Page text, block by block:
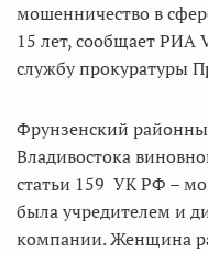
мошенничество в
15 лет, сообщает РИА
службу прокуратуры
Фрунзенский
Владивостока
статьи 159 УК РФ –
была учредителем и
компании. Женщина